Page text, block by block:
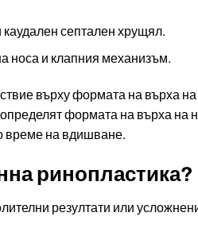
септален хрущял.
носа и клапния механизъм.
върху формата на върха
формата на върха на
време на вдишване.
ринопластика?
резултати или